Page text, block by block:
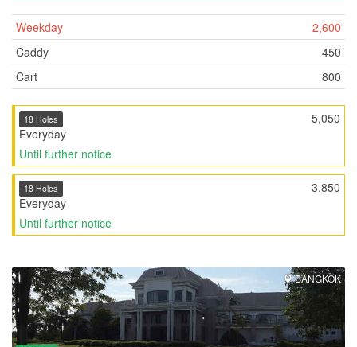
Weekday
2,600
Caddy
450
Cart
800
5,050
18 Holes
Everyday
Until further notice
3,850
18 Holes
Everyday
Until further notice
BANGKOK